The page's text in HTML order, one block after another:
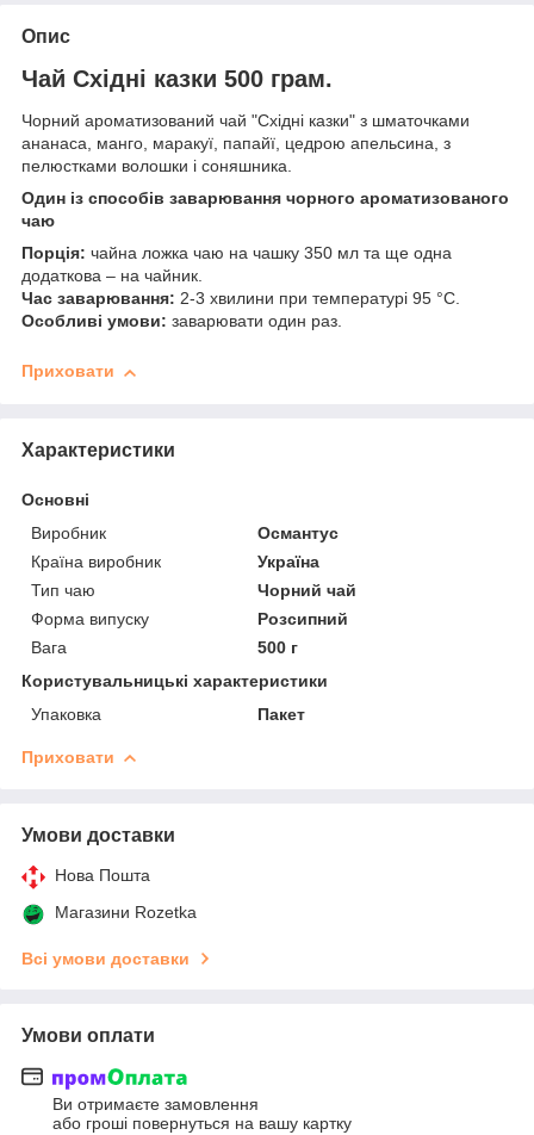
Опис
Чай Східні казки 500 грам.
Чорний ароматизований чай "Східні казки" з шматочками
ананаса, манго, маракуї, папайї, цедрою апельсина, з
пелюстками волошки і соняшника.
Один із способів заварювання чорного ароматизованого
чаю
Порція: чайна ложка чаю на чашку 350 мл та ще одна
додаткова – на чайник.
Час заварювання: 2-3 хвилини при температурі 95 °C.
Особливі умови: заварювати один раз.
Приховати
Характеристики
Основні
Виробник
Османтус
Країна виробник
Україна
Тип чаю
Чорний чай
Форма випуску
Розсипний
Вага
500 г
Користувальницькі характеристики
Упаковка
Пакет
Приховати
Умови доставки
Нова Пошта
Магазини Rozetka
Всі умови доставки
Умови оплати
Ви отримаєте замовлення
або гроші повернуться на вашу картку